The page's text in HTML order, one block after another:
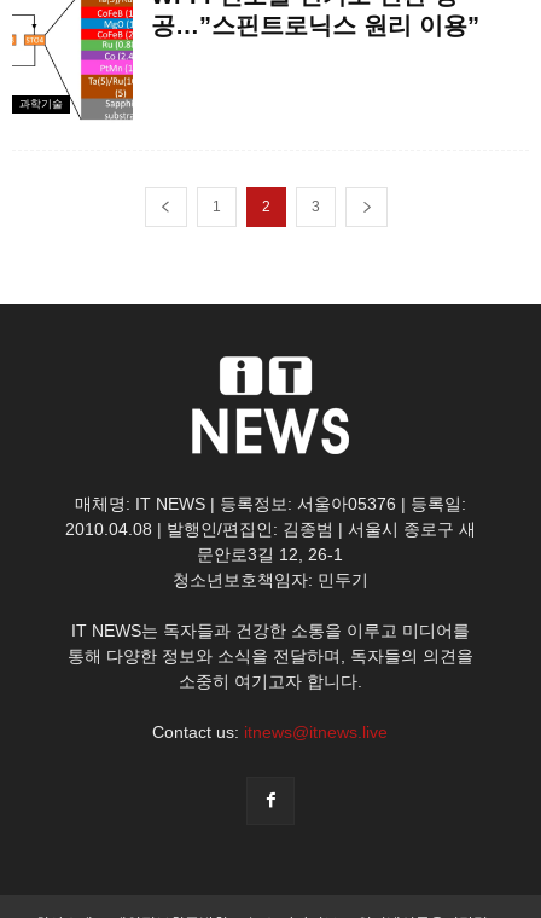
과학기술
공…”스핀트로닉스 원리 이용”
1 2 3
매체명: IT NEWS | 등록정보: 서울아05376 | 등록일:
2010.04.08 | 발행인/편집인: 김종범 | 서울시 종로구 새
문안로3길 12, 26-1
청소년보호책임자: 민두기
IT NEWS는 독자들과 건강한 소통을 이루고 미디어를
통해 다양한 정보와 소식을 전달하며, 독자들의 의견을
소중히 여기고자 합니다.
Contact us: itnews@itnews.live